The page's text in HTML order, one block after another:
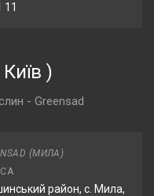
11
Київ )
- Greensad
(МИЛА)
район, с. Мила,